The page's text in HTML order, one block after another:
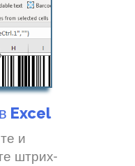
Excel
и
штрих-